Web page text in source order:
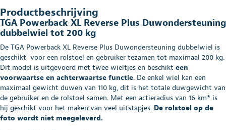
Productbeschrijving
TGA Powerback XL Reverse Plus Duwondersteuning
dubbelwiel tot 200 kg
De TGA Powerback XL Reverse Plus Duwondersteuning dubbelwiel is
geschikt voor een rolstoel en gebruiker tezamen tot maximaal 200 kg.
Dit model is uitgevoerd met twee wieltjes en beschikt een
voorwaartse en achterwaartse functie. De enkel wiel kan een
maximaal gewicht duwen van 110 kg, dit is het totale duwgewicht van
de gebruiker en de rolstoel samen. Met een actieradius van 16 km* is
hij geschikt voor het maken van veel uitstapjes. De rolstoel op de
foto wordt niet meegeleverd.